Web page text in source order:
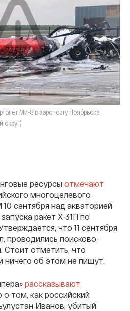
Ми-8 в аэропорту Ноябрьска
округ)
ресурсы отмечают
многоцелевого
сентября над акваторией
ракет Х-31П по
что 11 сентября
проводились поисково-
Стоит отметить, что
ничего об этом не пишут.
рассказывают
том, как российский
Иванов, убитый